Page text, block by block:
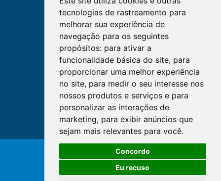
tecnologias de rastreamento para
melhorar sua experiência de
navegação para os seguintes
propósitos: para ativar a
funcionalidade básica do site, para
proporcionar uma melhor experiência
no site, para medir o seu interesse nos
nossos produtos e serviços e para
personalizar as interações de
marketing, para exibir anúncios que
sejam mais relevantes para você.
Concordo
Eu recuso
© Copyright 2026 - Cofen/CORENs
O WhatsApp é o principal canal
de atendimento do Coren-DF.